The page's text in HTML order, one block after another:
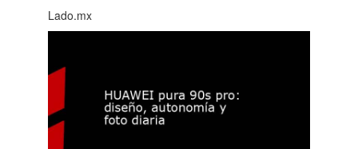
Lado.mx